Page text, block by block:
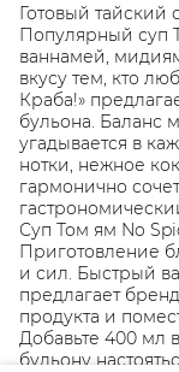
Готовый тайский
Популярный суп
ваннамей,
вкусу тем, кто
Краба!»
бульона. Баланс
угадывается в
нотки, нежное
гармонично
Суп Том ям No
Приготовление
и сил. Быстрый
предлагает
продукта и
Добавьте 400 мл
бульону